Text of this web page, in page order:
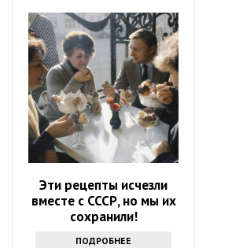
Эти рецепты исчезли
вместе с СССР, но мы их
сохранили!
ПОДРОБНЕЕ